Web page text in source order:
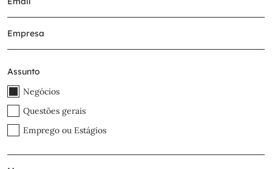
Assunto
Negócios
Questões gerais
Emprego ou Estágios